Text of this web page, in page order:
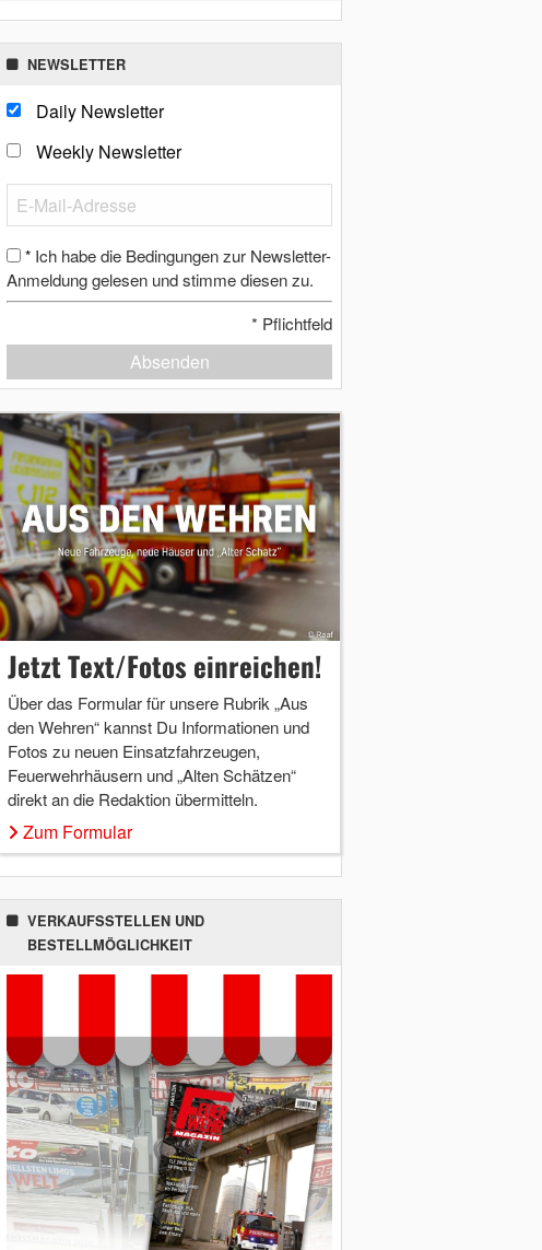
NEWSLETTER
Daily Newsletter
Weekly Newsletter
* Ich habe die Bedingungen zur Newsletter-
Anmeldung gelesen und stimme diesen zu.
* Pflichtfeld
Absenden
Jetzt Text/Fotos einreichen!
Über das Formular für unsere Rubrik „Aus
den Wehren“ kannst Du Informationen und
Fotos zu neuen Einsatzfahrzeugen,
Feuerwehrhäusern und „Alten Schätzen“
direkt an die Redaktion übermitteln.
Zum Formular
VERKAUFSSTELLEN UND
BESTELLMÖGLICHKEIT